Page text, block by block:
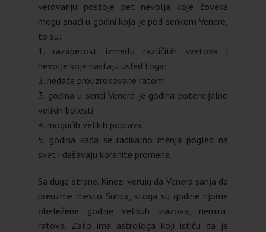
verovanju postoje pet nevolja koje čoveka
mogu snaći u godini koja je pod senkom Venere,
to su:
1. razapetost između različitih svetova i
nevolje koje nastaju usled toga;
2. nedaće prouzrokovane ratom
3. godina u senci Venere je godina potencijalno
velikih bolesti
4. mogućih velikih poplava
5. godina kada se radikalno menja pogled na
svet i dešavaju korenite promene.
Sa duge strane. Kinezi veruju da Venera sanja da
preuzme mesto Sunca, stoga su godine njome
obeležene godine velikuh izazova, nemira,
ratova. Zato ima astrologa koji ističu da je